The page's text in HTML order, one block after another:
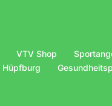
VTV Shop
Hüpfburg